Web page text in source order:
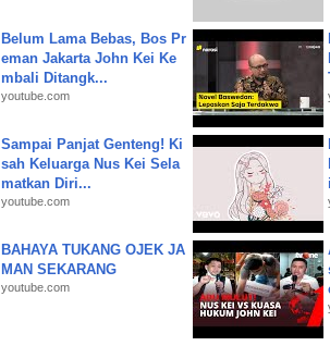
Belum Lama Bebas, Bos Pr
eman Jakarta John Kei Ke
mbali Ditangk...
youtube.com
Sampai Panjat Genteng! Ki
sah Keluarga Nus Kei Sela
matkan Diri...
youtube.com
BAHAYA TUKANG OJEK JA
MAN SEKARANG
youtube.com